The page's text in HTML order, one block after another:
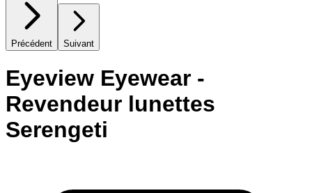
Précédent Suivant
Eyeview Eyewear -
Revendeur lunettes
Serengeti